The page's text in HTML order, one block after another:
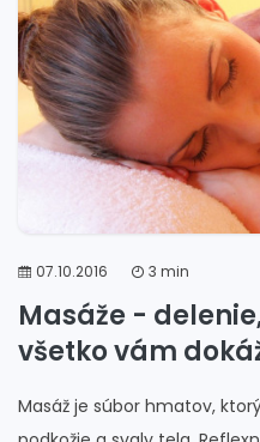
#rehabilitácia chrbtice
07.10.2016 3 min
Masáže -
všetko vám
Masáž je súbor hmatov,